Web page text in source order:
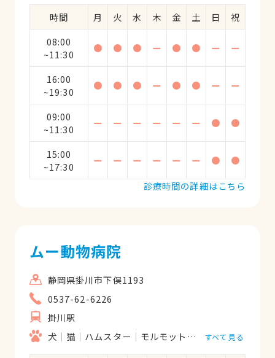
時間 月 火 水 木 金 土 日
祝
08:00
~11:30
● ● ● ー ● ● ー ー
16:00
~19:30
● ● ● ー ● ● ー ー
09:00
~11:30
ー ー ー ー ー ー ● ●
15:00
~17:30
ー ー ー ー ー ー ●
●
診療時間の詳細はこちら
ムー動物病院
静岡県掛川市下俣1193
0537-62-6226
掛川駅
犬
猫 ハムスター モルモット フェレット
すべて見る